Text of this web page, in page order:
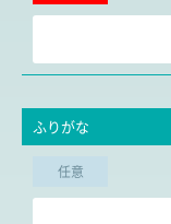
ふりがな
任意